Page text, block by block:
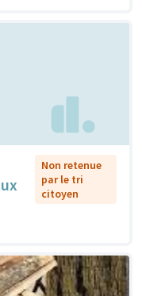
Non retenue
par le tri
citoyen